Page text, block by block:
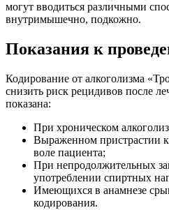
могут вводиться различными
внутримышечно, подкожно.
Показания к
Кодирование от алкоголизма
снизить риск рецидивов после
показана:
При хроническом
Выраженном пристрастии
воле пациента;
При непродолжительных
употреблении спиртных
Имеющихся в анамнезе
кодирования.